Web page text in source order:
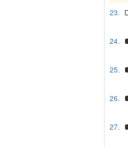
23.
24.
25.
26.
27.